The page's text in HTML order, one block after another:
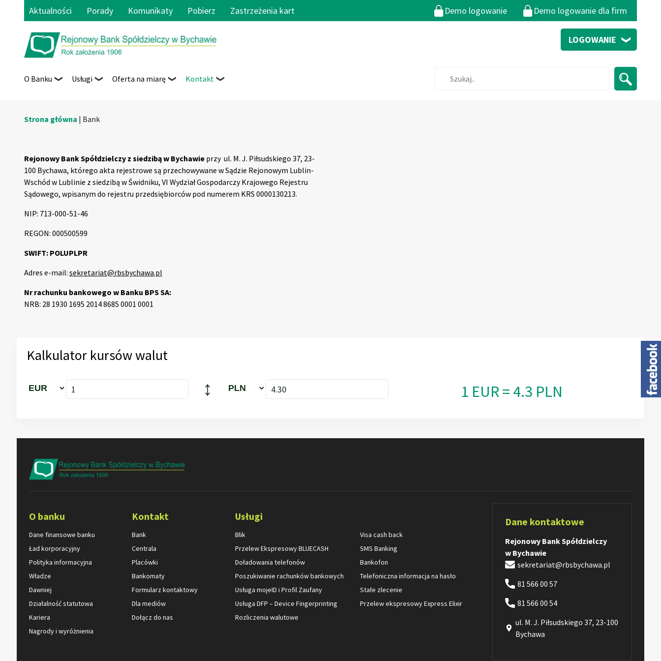
Aktualności Porady Komunikaty Pobierz Zastrzeżenia kart Demo logowanie Demo logowanie dla firm
LOGOWANIE
O Banku Usługi Oferta na miarę Kontakt
Strona główna | Bank
Rejonowy Bank Spółdzielczy z siedzibą w Bychawieprzy ul. M. J. Piłsudskiego 37, 23-
100 Bychawa, którego akta rejestrowe są przechowywane w Sądzie Rejonowym Lublin-
Wschód w Lublinie z siedzibą w Świdniku, VI Wydział Gospodarczy Krajowego Rejestru
Sądowego, wpisanym do rejestru przedsiębiorców pod numerem KRS 0000130213.
NIP: 713-000-51-46
REGON: 000500599
SWIFT: POLUPLPR
Adres e-mail: sekretariat@rbsbychawa.pl
Nr rachunku bankowego w Banku BPS SA:
NRB: 28 1930 1695 2014 8685 0001 0001
Kalkulator kursów walut
↕ 1 EUR = 4.3 PLN
O banku
Dane finansowe banku
Ład korporacyjny
Polityka informacyjna
Władze
Dawniej
Działalność statutowa
Kariera
Nagrody i wyróżnienia
Kontakt
Bank
Centrala
Placówki
Bankomaty
Formularz kontaktowy
Dla mediów
Dołącz do nas
Usługi
Blik
Przelew Ekspresowy BLUECASH
Doładowania telefonów
Poszukiwanie rachunków bankowych
Usługa mojeID i Profil Zaufany
Usługa DFP – Device Fingerprinting
Rozliczenia walutowe
Visa cash back
SMS Banking
Bankofon
Telefoniczna informacja na hasło
Stałe zlecenie
Przelew ekspresowy Express Elixir
Dane kontaktowe
Rejonowy Bank Spółdzielczy
w Bychawie
sekretariat@rbsbychawa.pl
81 566 00 57
81 566 00 54
ul. M. J. Piłsudskiego 37, 23-100
Bychawa